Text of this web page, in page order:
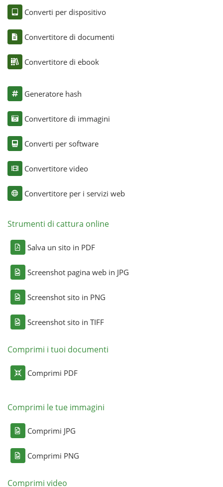
Converti per dispositivo
Convertitore di documenti
Convertitore di ebook
Generatore hash
Convertitore di immagini
Converti per software
Convertitore video
Convertitore per i servizi web
Strumenti di cattura online
Salva un sito in PDF
Screenshot pagina web in JPG
Screenshot sito in PNG
Screenshot sito in TIFF
Comprimi i tuoi documenti
Comprimi PDF
Comprimi le tue immagini
Comprimi JPG
Comprimi PNG
Comprimi video